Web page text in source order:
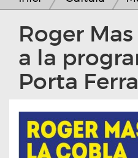
Roger
a la
Porta